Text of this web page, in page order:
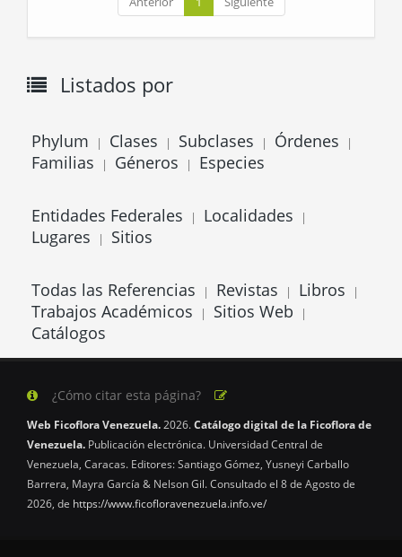
Listados por
Phylum | Clases | Subclases | Órdenes |
Familias | Géneros | Especies
Entidades Federales | Localidades |
Lugares | Sitios
Todas las Referencias | Revistas | Libros |
Trabajos Académicos | Sitios Web |
Catálogos
¿Cómo citar esta página?
Web Ficoflora Venezuela.2026.Catálogo digital de la Ficoflora de
Venezuela. Publicación electrónica. Universidad Central de
Venezuela, Caracas. Editores: Santiago Gómez, Yusneyi Carballo
Barrera, Mayra García & Nelson Gil. Consultado el 8 de Agosto de
2026, de https://www.ficofloravenezuela.info.ve/